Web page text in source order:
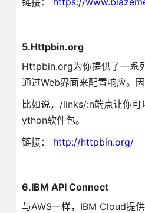
5.Httpbin.org
Httpbin.org为你提供了一系
通过Web界面来配置响应。
比如说，/links/:n端点让你
ython软件包。
链接： http://httpbin.org/
6.IBM API Connect
与AWS一样，IBM Cloud提